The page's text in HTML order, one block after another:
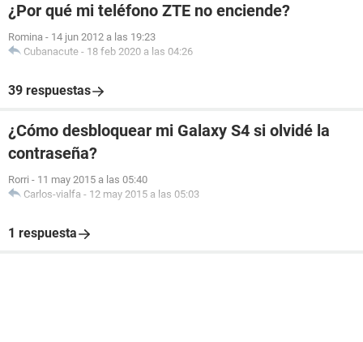
¿Por qué mi teléfono ZTE no enciende?
Romina - 14 jun 2012 a las 19:23
Cubanacute - 18 feb 2020 a las 04:26
39 respuestas
¿Cómo desbloquear mi Galaxy S4 si olvidé la
contraseña?
Rorri - 11 may 2015 a las 05:40
Carlos-vialfa - 12 may 2015 a las 05:03
1 respuesta